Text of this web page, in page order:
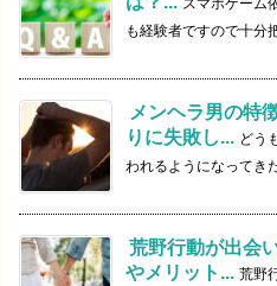
スマホゲーム
も経験者ですので十分
メンヘラ男の特
りに失敗し... どう
われるようになってき
荒野行動が出会
やメリット... 荒野